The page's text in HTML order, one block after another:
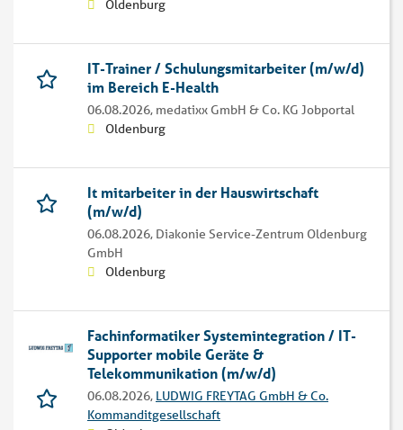
Oldenburg
IT-Trainer / Schulungsmitarbeiter (m/w/d)
im Bereich E-Health
06.08.2026, medatixx GmbH & Co. KG Jobportal
Oldenburg
It mitarbeiter in der Hauswirtschaft
(m/w/d)
06.08.2026, Diakonie Service-Zentrum Oldenburg
GmbH
Oldenburg
Fachinformatiker Systemintegration / IT-
Supporter mobile Geräte &
Telekommunikation (m/w/d)
06.08.2026, LUDWIG FREYTAG GmbH & Co.
Kommanditgesellschaft